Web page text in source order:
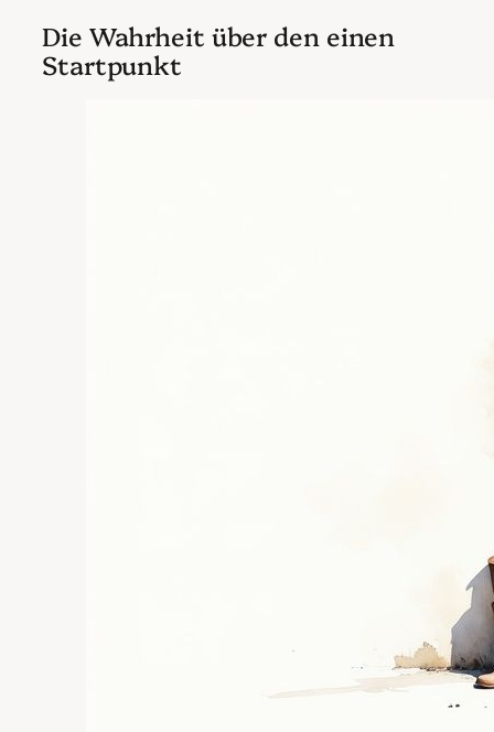
Die Wahrheit über den einen
Startpunkt